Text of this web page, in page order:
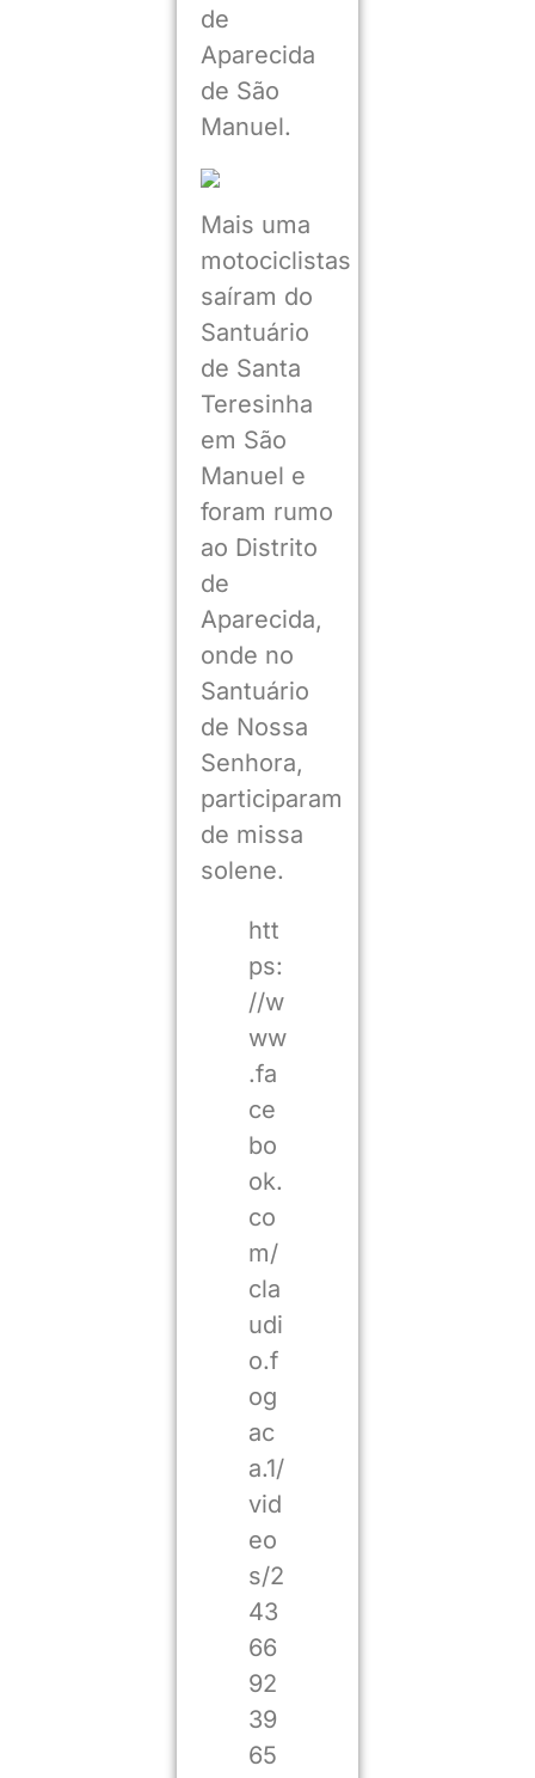
de
Aparecida
de São
Manuel.
Mais uma
motociclistas
saíram do
Santuário
de Santa
Teresinha
em São
Manuel e
foram rumo
ao Distrito
de
Aparecida,
onde no
Santuário
de Nossa
Senhora,
participaram
de missa
solene.
htt
ps:
//w
ww
.fa
ce
bo
ok.
co
m/
cla
udi
o.f
og
ac
a.1/
vid
eo
s/2
43
66
92
39
65